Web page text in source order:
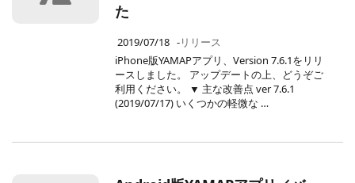
た
2019/07/18 -リリース
iPhone版YAMAPアプリ、Version 7.6.1をリリ
ースしました。 アップデートの上、どうぞご
利用ください。 ▼ 主な改善点 ver 7.6.1
(2019/07/17) いくつかの軽微な …